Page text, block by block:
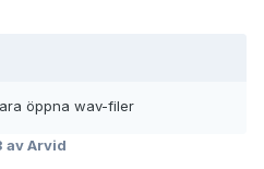
öppna wav-filer
av Arvid